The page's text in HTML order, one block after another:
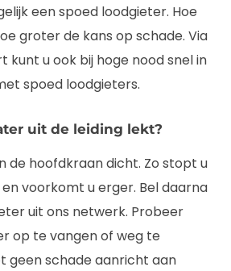
een spoed loodgieter. Hoe
groter de kans op schade. Via
kunt u ook bij hoge nood snel in
spoed loodgieters.
uit de leiding lekt?
de hoofdkraan dicht. Zo stopt u
voorkomt u erger. Bel daarna
uit ons netwerk. Probeer
op te vangen of weg te
geen schade aanricht aan